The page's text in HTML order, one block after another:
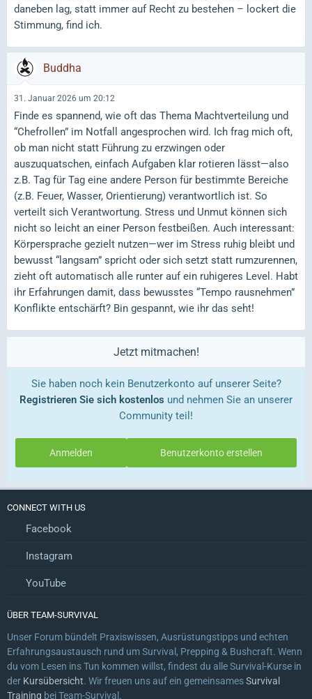
daneben lag, statt immer auf Recht zu bestehen – lockert die
Stimmung, find ich.
Buddha
31. Januar 2026 um 20:12
Finde es spannend, wie oft das Thema Machtverteilung und
“Chefrollen” im Notfall angesprochen wird. Ich frag mich oft,
ob man nicht statt Führung zu erzwingen oder
auszuquatschen, einfach Aufgaben klar rotieren lässt—also
z.B. Tag für Tag eine andere Person für bestimmte Bereiche
(z.B. Feuer, Wasser, Orientierung) verantwortlich ist. So
verteilt sich Verantwortung. Stress und Unmut können sich
nicht so leicht an einer Person festbeißen. Auch interessant:
Körpersprache gezielt nutzen—wer im Stress ruhig bleibt und
bewusst “langsam” spricht oder sich setzt statt rumzurennen,
zieht oft automatisch alle runter auf ein ruhigeres Level. Habt
ihr Erfahrungen damit, dass bewusstes “Tempo rausnehmen”
Konflikte entschärft? Bin gespannt, wie ihr das seht!
Jetzt mitmachen!
Sie haben noch kein Benutzerkonto auf unserer Seite?
Registrieren Sie sich kostenlos und nehmen Sie an unserer
Community teil!
Benutzerkonto erstellen
Anmelden
CONNECT WITH US
Facebook
Instagram
YouTube
ÜBER TEAM-SURVIVAL
Unser Forum bündelt Praxiswissen, Ausrüstungstipps und echten
Erfahrungsaustausch rund um Survival, Prepping & Bushcraft. Wenn
du vom Lesen ins Tun kommen willst, findest du alle Survival-Kurse in
der Kursübersicht. Wir freuen uns auf ein gemeinsamesSurvival
Training bei Team-Survival.